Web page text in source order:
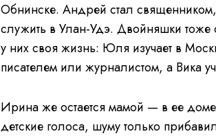
Обнинске. Андрей стал
служить в Улан-Удэ. Двойняшки
у них своя жизнь: Юля изучает в
писателем или журналистом, а Вика
Ирина же остается мамой — в ее
детские голоса, шуму только